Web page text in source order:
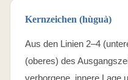
Kernzeichen (hùguà)
Aus den Linien 2–4
(oberes) des
verborgene, innere Lage